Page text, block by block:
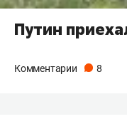
Путин
Комментарии 8